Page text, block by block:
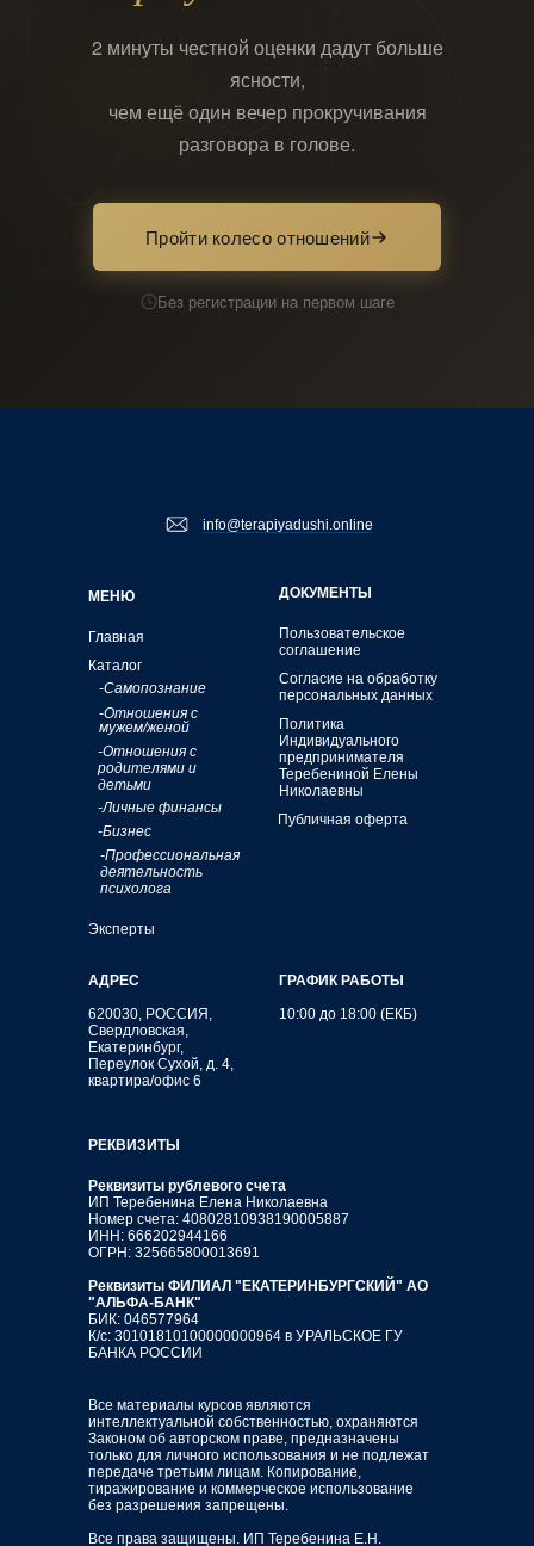
2 минуты честной оценки дадут больше
ясности,
чем ещё один вечер прокручивания
разговора в голове.
Пройти колесо отношений
Без регистрации на первом шаге
Пользовательское
соглашение
Согласие на обработку
персональных данных
Политика
Индивидуального
предпринимателя
Теребениной Елены
Николаевны
Публичная оферта
Каталог
-Самопознание
-Отношения с
мужем/женой
-Отношения с
родителями и
детьми
-Личные финансы
-Бизнес
-Профессиональная
деятельность
психолога
Главная
info@terapiyadushi.online
АДРЕС
620030, РОССИЯ,
Свердловская,
Екатеринбург,
Переулок Сухой, д. 4,
квартира/офис 6
ГРАФИК РАБОТЫ
10:00 до 18:00 (ЕКБ)
Все материалы курсов являются
интеллектуальной собственностью, охраняются
Законом об авторском праве, предназначены
только для личного использования и не подлежат
передаче третьим лицам. Копирование,
тиражирование и коммерческое использование
без разрешения запрещены.
Все права защищены. ИП Теребенина Е.Н.
Реквизиты рублевого счета
ИП Теребенина Елена Николаевна
Номер счета: 40802810938190005887
ИНН: 666202944166
ОГРН: 325665800013691
Реквизиты ФИЛИАЛ "ЕКАТЕРИНБУРГСКИЙ" АО
"АЛЬФА-БАНК"
БИК: 046577964
К/с: 30101810100000000964 в УРАЛЬСКОЕ ГУ
БАНКА РОССИИ
РЕКВИЗИТЫ
МЕНЮ ДОКУМЕНТЫ
Эксперты